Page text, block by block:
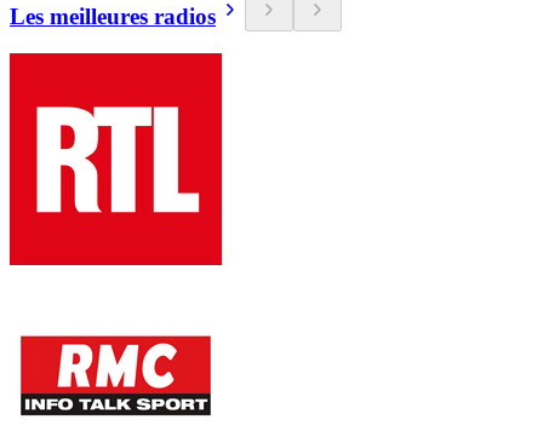
Les meilleures radios